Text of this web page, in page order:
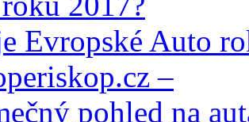
Evropské Auto